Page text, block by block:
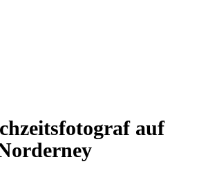
auf